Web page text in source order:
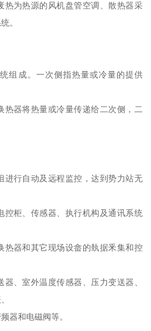
热为热源的风机盘管空调、散热器采
。
组成。一次侧指热量或冷量的提供
热器将热量或冷量传递给二次侧，二
进行自动及远程监控，达到势力站无
控柜、传感器、执行机构及通讯系统
热器和其它现场设畲的埶据釆集和控
、室外温度传感器、压力变送器、
器和电磁阀等。